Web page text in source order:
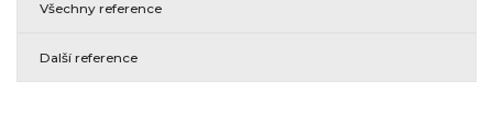
Všechny reference
Další reference